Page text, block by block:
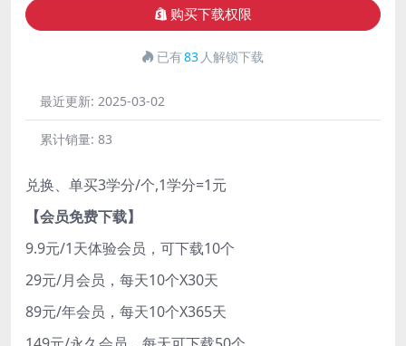
购买下载权限
已有83 人解锁下载
最近更新: 2025-03-02
累计销量: 83
兑换、单买3学分/个,1学分=1元
【会员免费下载】
9.9元/1天体验会员，可下载10个
29元/月会员，每天10个X30天
89元/年会员，每天10个X365天